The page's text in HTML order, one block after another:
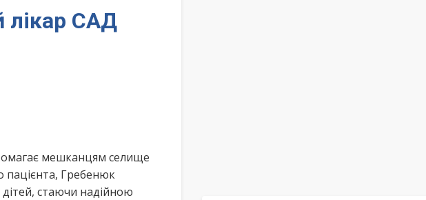
лікар САД
мешканцям селище
пацієнта, Гребенюк
дітей, стаючи надійною